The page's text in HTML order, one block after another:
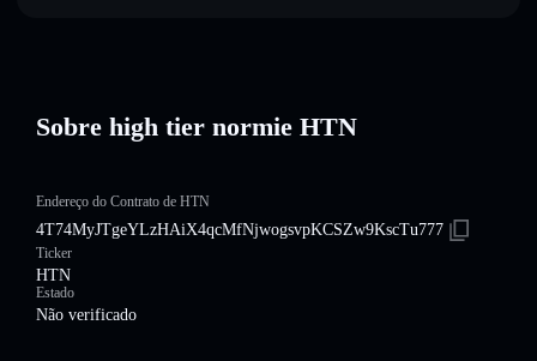
Sobre high tier normie HTN
Endereço do Contrato de HTN
4T74MyJTgeYLzHAiX4qcMfNjwogsvpKCSZw9KscTu777
Ticker
HTN
Estado
Não verificado